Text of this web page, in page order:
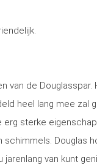
van de
heel lang mee zal
sterke
Douglas
van kunt